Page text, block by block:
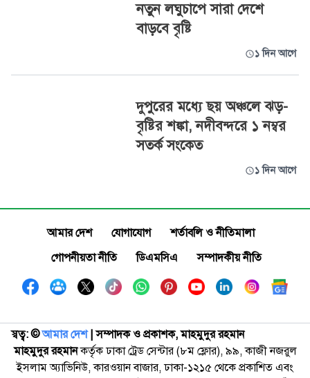
নতুন লঘুচাপে সারা দেশে
বাড়বে বৃষ্টি
১ দিন আগে
দুপুরের মধ্যে ছয় অঞ্চলে ঝড়-
বৃষ্টির শঙ্কা, নদীবন্দরে ১ নম্বর
সতর্ক সংকেত
১ দিন আগে
আমার দেশ যোগাযোগ
শর্তাবলি ও নীতিমালা
গোপনীয়তা নীতি
ডিএমসিএ সম্পাদকীয় নীতি
স্বত্ব: ©️আমার দেশ| সম্পাদক ও প্রকাশক, মাহমুদুর রহমান
মাহমুদুর রহমানকর্তৃক ঢাকা ট্রেড সেন্টার (৮ম ফ্লোর), ৯৯, কাজী নজরুল
ইসলাম অ্যাভিনিউ, কারওয়ান বাজার, ঢাকা-১২১৫ থেকে প্রকাশিত এবং